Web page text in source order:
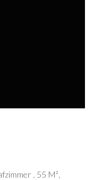
, 55 M²,